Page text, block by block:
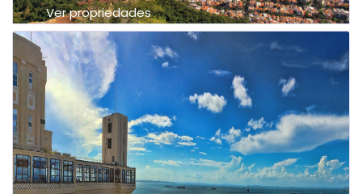
Ver propriedades